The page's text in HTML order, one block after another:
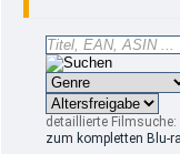
detaillierte Filmsuche:
zum kompletten Blu-